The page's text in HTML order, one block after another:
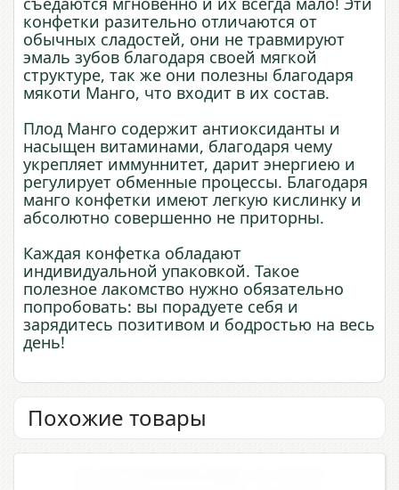
конфетки разительно отличаются от
обычных сладостей, они не травмируют
эмаль зубов благодаря своей мягкой
структуре, так же они полезны благодаря
мякоти Манго, что входит в их состав.
Плод Манго содержит антиоксиданты и
насыщен витаминами, благодаря чему
укрепляет иммуннитет, дарит энергиею и
регулирует обменные процессы. Благодаря
манго конфетки имеют легкую кислинку и
абсолютно совершенно не приторны.
Каждая конфетка обладают
индивидуальной упаковкой. Такое
полезное лакомство нужно обязательно
попробовать: вы порадуете себя и
зарядитесь позитивом и бодростью на весь
день!
Похожие товары